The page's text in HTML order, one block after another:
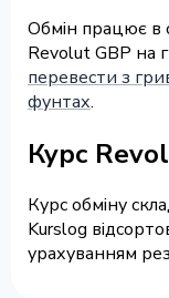
Обмін працює в
Revolut GBP на
перевести з
фунтах.
Курс
Курс обміну
Kurslog
урахуванням